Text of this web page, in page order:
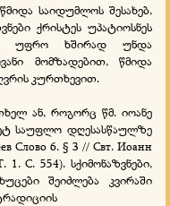
საიდუმლოს შესახებ,
ქრისტეს უპატიოსნეს
უფრო ხშირად უნდა
მომზადებით, წმიდა
კურთხევით.
ან, როგორც წმ. იოანე
საუფლო დღესასწაულზე
Слово 6. § 3 // Свт. Иоанн
1. С. 554). სქიმონაზვნები,
შეიძლება კვირაში